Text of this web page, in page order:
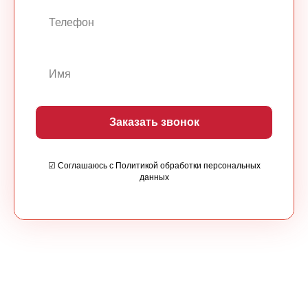
Заказать звонок
☑ Соглашаюсь с Политикой обработки персональных
данных